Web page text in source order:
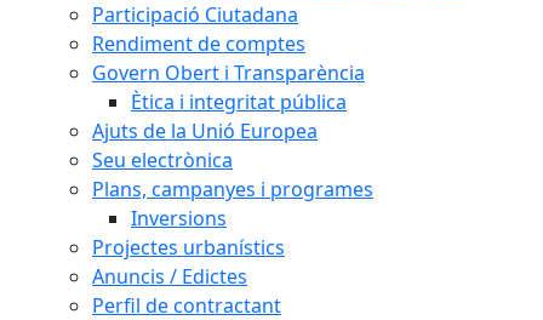
Participació Ciutadana
Rendiment de comptes
Govern Obert i Transparència
Ètica i integritat pública
Ajuts de la Unió Europea
Seu electrònica
Plans, campanyes i programes
Inversions
Projectes urbanístics
Anuncis / Edictes
Perfil de contractant